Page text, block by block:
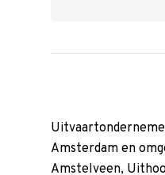
Amsterdam en
Amstelveen,